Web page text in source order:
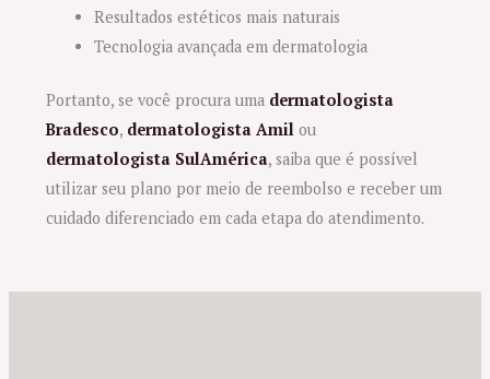
Resultados estéticos mais naturais
Tecnologia avançada em dermatologia
Portanto, se você procura uma dermatologista
Bradesco, dermatologista Amil ou
dermatologista SulAmérica, saiba que é possível
utilizar seu plano por meio de reembolso e receber um
cuidado diferenciado em cada etapa do atendimento.